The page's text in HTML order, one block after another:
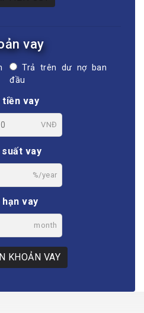
vay
Trả trên dư nợ ban
đầu
tiền vay
VNĐ
vay
%/year
hạn vay
month
KHOẢN VAY